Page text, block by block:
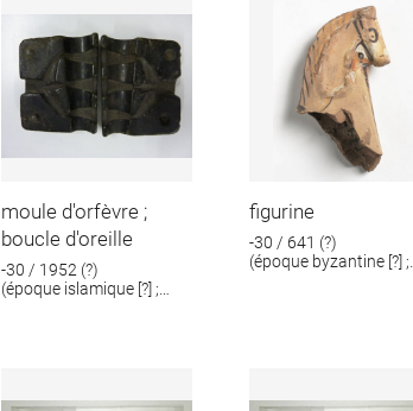
moule d'orfèvre ;
boucle d'oreille
-30 / 1952 (?)
(époque islamique [?] ;
figurine
-30 / 641 (?)
(époque byzantine [?] ;